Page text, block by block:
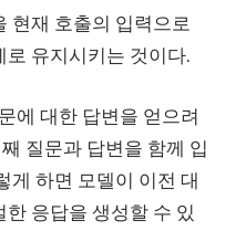
현재 호출의 입력으로
유지시키는 것이다.
에 대한 답변을 얻으려
질문과 답변을 함께 입
게 하면 모델이 이전 대
응답을 생성할 수 있